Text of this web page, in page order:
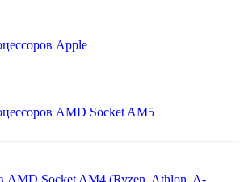
Apple
AMD Socket AM5
AMD Socket AM4 (Ryzen, Athlon, A-